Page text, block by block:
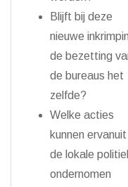
Blijft bij deze
nieuwe
de bezetting
de bureaus het
zelfde?
Welke acties
kunnen ervanuit
de lokale
ondernomen